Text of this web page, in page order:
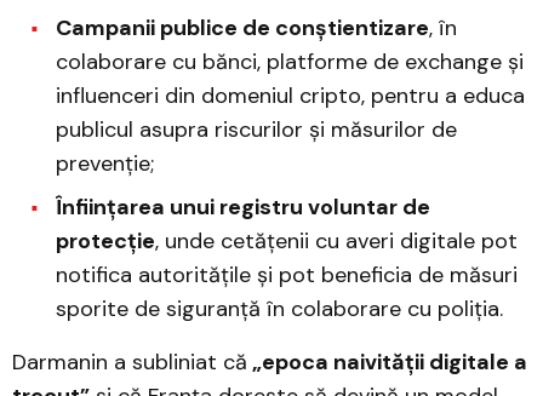
Campanii publice de conștientizare, în
colaborare cu bănci, platforme de exchange și
influenceri din domeniul cripto, pentru a educa
publicul asupra riscurilor și măsurilor de
prevenție;
Înființarea unui registru voluntar de
protecție, unde cetățenii cu averi digitale pot
notifica autoritățile și pot beneficia de măsuri
sporite de siguranță în colaborare cu poliția.
Darmanin a subliniat că „epoca naivității digitale a